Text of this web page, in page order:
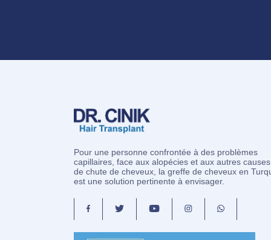
Pour une personne confrontée à des problèmes
capillaires, face aux alopécies et aux autres causes
de chute de cheveux, la greffe de cheveux en
est une solution pertinente à envisager.